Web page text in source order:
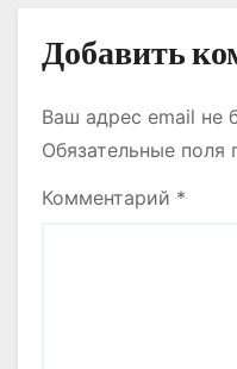
Добавить
Ваш адрес email не
Обязательные поля
Комментарий *